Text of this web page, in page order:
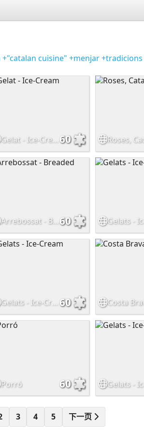
+"catalan cuisine" +menjar+tradicions
Gelat - Ice-Cream 60
Arrebossat - Breaded 60
Gelats - Ice-Cream 60
Porró 60
3 4 5 下一页